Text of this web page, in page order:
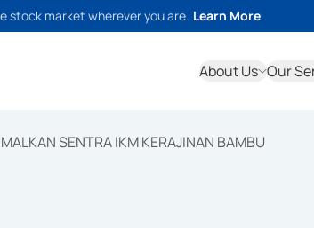
stock market wherever you are. Learn More
About Us Our
SENTRA IKM KERAJINAN BAMBU